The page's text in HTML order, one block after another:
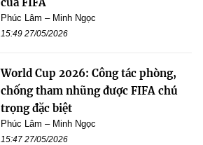
Phúc Lâm – Minh Ngọc
15:49 27/05/2026
World Cup 2026: Công tác phòng,
chống tham nhũng được FIFA chú
trọng đặc biệt
Phúc Lâm – Minh Ngọc
15:47 27/05/2026